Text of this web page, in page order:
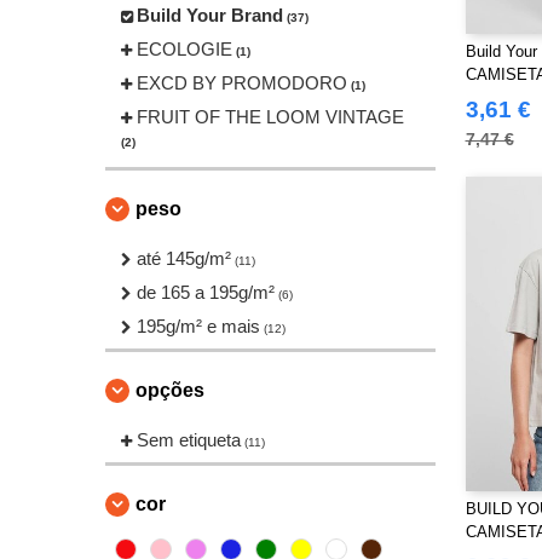
Build Your Brand (37)
ECOLOGIE (1)
EXCD BY PROMODORO (1)
FRUIT OF THE LOOM VINTAGE
(2)
Front row (2)
Fruit of the Loom
Henbury
JUST T'S
Larkwood (6)
NEW MORNING STUDIOS
Neutral (16)
peso
até 145g/m² (11)
de 165 a 195g/m² (6)
195g/m² e mais (12)
opções
Sem etiqueta (11)
cor
Build
REDONDA
3,61 €
7,47 €
BUILD
A DIA